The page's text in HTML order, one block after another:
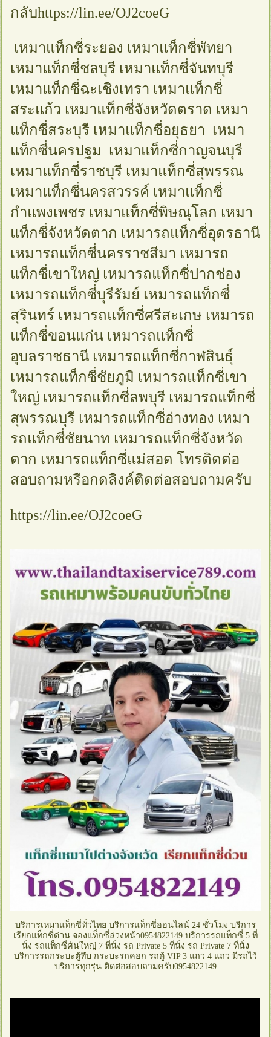
กลับhttps://lin.ee/OJ2coeG
เหมาแท็กซี่ระยอง เหมาแท็กซี่พัทยา
เหมาแท็กซี่ชลบุรี เหมาแท็กซี่จันทบุรี
เหมาแท็กซี่ฉะเชิงเทรา เหมาแท็กซี่
สระแก้ว เหมาแท็กซี่จังหวัดตราด เหมา
แท็กซี่สระบุรี เหมาแท็กซี่อยุธยา เหมา
แท็กซี่นครปฐม เหมาแท็กซี่กาญจนบุรี
เหมาแท็กซี่ราชบุรี เหมาแท็กซี่สุพรรณ
เหมาแท็กซี่นครสวรรค์ เหมาแท็กซี่
กำแพงเพชร เหมาแท็กซี่พิษณุโลก เหมา
แท็กซี่จังหวัดตาก เหมารถแท็กซี่อุดรธานี
เหมารถแท็กซี่นครราชสีมา เหมารถ
แท็กซี่เขาใหญ่ เหมารถแท็กซี่ปากช่อง
เหมารถแท็กซี่บุรีรัมย์ เหมารถแท็กซี่
สุรินทร์ เหมารถแท็กซี่ศรีสะเกษ เหมารถ
แท็กซี่ขอนแก่น เหมารถแท็กซี่
อุบลราชธานี เหมารถแท็กซี่กาฬสินธุ์
เหมารถแท็กซี่ชัยภูมิ เหมารถแท็กซี่เขา
ใหญ่ เหมารถแท็กซี่ลพบุรี เหมารถแท็กซี่
สุพรรณบุรี เหมารถแท็กซี่อ่างทอง เหมา
รถแท็กซี่ชัยนาท เหมารถแท็กซี่จังหวัด
ตาก เหมารถแท็กซี่แม่สอด โทรติดต่อ
สอบถามหรือกดลิงค์ติดต่อสอบถามครับ
https://lin.ee/OJ2coeG
บริการเหมาแท็กซี่ทั่วไทย บริการแท็กซี่ออนไลน์ 24 ชั่วโมง บริการ
เรียกแท็กซี่ด่วน จองแท็กซี่ล่วงหน้า0954822149 บริการรถแท็กซี่ 5 ที่
นั่ง รถแท็กซี่คันใหญ่ 7 ที่นั่ง รถ Private 5 ที่นั่ง รถ Private 7 ที่นั่ง
บริการรถกระบะตู้ทึบ กระบะรถคอก รถตู้ VIP 3 แถว 4 แถว มีรถไว้
บริการทุกรุ่น ติดต่อสอบถามครับ0954822149